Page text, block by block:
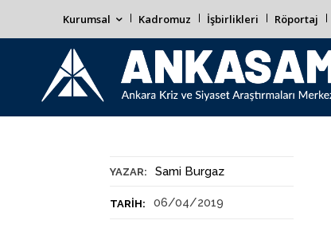
Kurumsal Kadromuz İşbirlikleri Röportaj
YAZAR: Sami Burgaz
TARIH: 06/04/2019